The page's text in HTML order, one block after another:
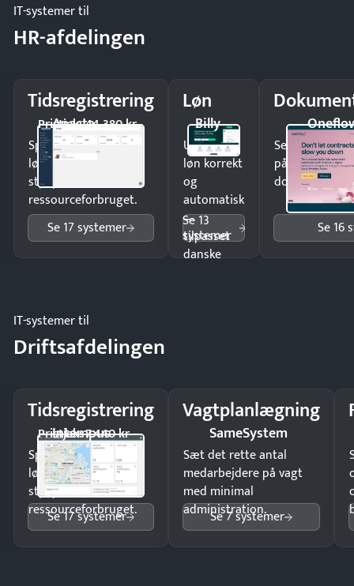
IT-systemer til
HR-afdelingen
Tidsregistrering
Apacta
Pristjek: 44.380 kr
Spar tid på
lønberegning og få
styr på
ressourceforbruget.
Se 17 systemer
Løn
Billy
Udbetal
løn korrekt
og
automatisk
—
tilpasset
danske
Se 13
systemer
Send
på minutter
dokumenter.
Se 16
IT-systemer til
Driftsafdelingen
Tidsregistrering
Intempus
Pristjek: 7.440 kr
Spar tid på
lønberegning og få
styr på
ressourceforbruget.
Se 17 systemer
Vagtplanlægning
SameSystem
Sæt det rette antal
medarbejdere på vagt
med minimal
administration.
Se 7 systemer